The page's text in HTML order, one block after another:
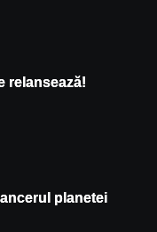
relansează!
planetei